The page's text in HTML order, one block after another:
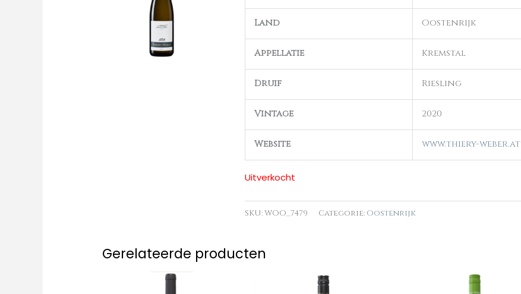
Land Oostenrijk
Appellatie Kremstal
Druif Riesling
Vintage 2020
Website www.thiery-weber.at
Uitverkocht
SKU:WOO_7479 Categorie: Oostenrijk
Gerelateerde producten